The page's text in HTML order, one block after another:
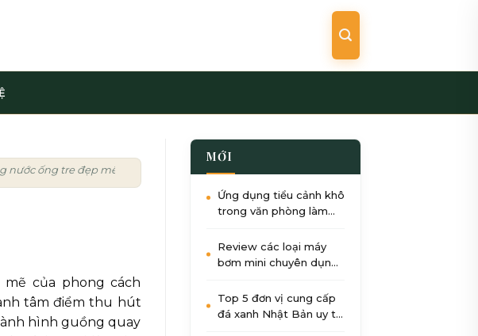
nước ống tre đẹp mê mẩn cho sân vườn 2026
của phong cách
tâm điểm thu hút
hình guồng quay
MỚI
Ứng dụng tiểu cảnh khô
trong văn phòng làm
năng suất
Review các loại máy
bơm mini chuyên dụng
sân
Top 5 đơn vị cung cấp
đá xanh Nhật Bản uy tín